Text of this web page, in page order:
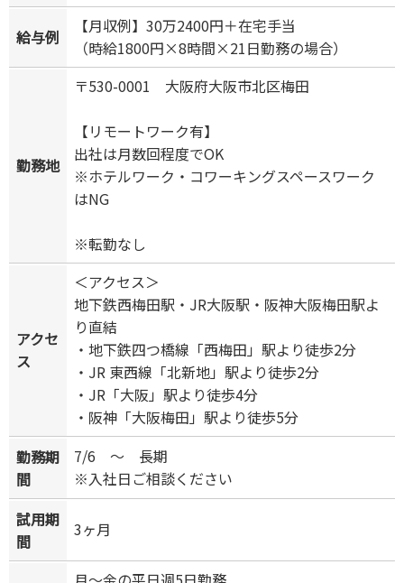
給与例
【月収例】30万2400円＋在宅手当
（時給1800円×8時間×21日勤務の場合）
勤務地
〒530-0001 大阪府大阪市北区梅田
【リモートワーク有】
出社は月数回程度でOK
※ホテルワーク・コワーキングスペースワーク
はNG
※転勤なし
アクセ
ス
＜アクセス＞
地下鉄西梅田駅・JR大阪駅・阪神大阪梅田駅よ
り直結
・地下鉄四つ橋線「西梅田」駅より徒歩2分
・JR 東西線「北新地」駅より徒歩2分
・JR「大阪」駅より徒歩4分
・阪神「大阪梅田」駅より徒歩5分
勤務期
間
7/6 ～ 長期
※入社日ご相談ください
試用期
間
3ヶ月